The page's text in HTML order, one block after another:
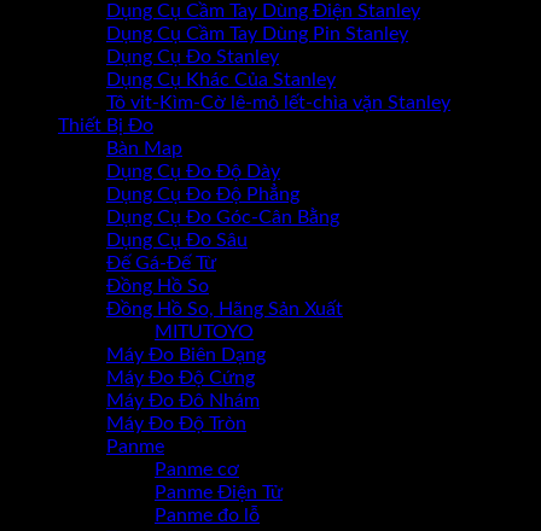
Dụng Cụ Cầm Tay Dùng Điện Stanley
Dụng Cụ Cầm Tay Dùng Pin Stanley
Dụng Cụ Đo Stanley
Dụng Cụ Khác Của Stanley
Tô vit-Kìm-Cờ lê-mỏ lết-chìa vặn Stanley
Thiết Bị Đo
Bàn Map
Dụng Cụ Đo Độ Dày
Dụng Cụ Đo Độ Phẳng
Dụng Cụ Đo Góc-Cân Bằng
Dụng Cụ Đo Sâu
Đế Gá-Đế Từ
Đồng Hồ So
Đồng Hồ So, Hãng Sản Xuất
MITUTOYO
Máy Đo Biên Dạng
Máy Đo Độ Cứng
Máy Đo Đô Nhám
Máy Đo Độ Tròn
Panme
Panme cơ
Panme Điện Tử
Panme đo lỗ